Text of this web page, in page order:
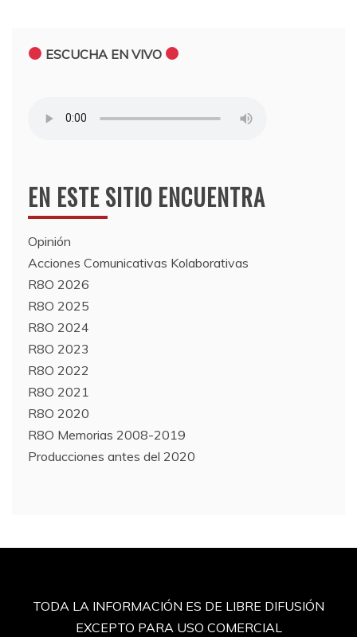
ESCUCHA EN VIVO
EN ESTE SITIO ENCUENTRA
Opinión
Acciones Comunicativas Kolaborativas
R8O 2026
R8O 2025
R8O 2024
R8O 2023
R8O 2022
R8O 2021
R8O 2020
R8O Memorias 2008-2019
Producciones antes del 2020
TODA LA INFORMACIÓN ES DE LIBRE DIFUSIÓN
EXCEPTO PARA USO COMERCIAL